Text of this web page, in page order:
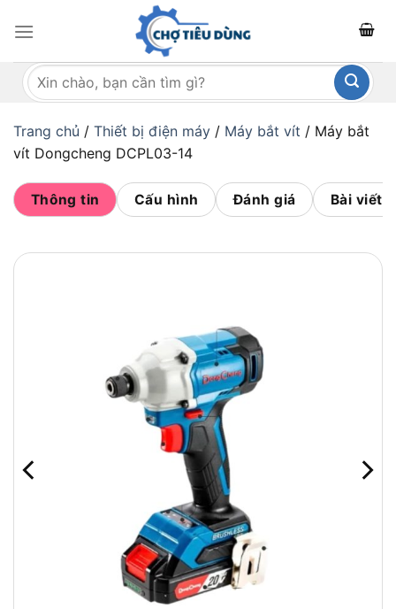
qua
dungTìm
kiếm:
Trang chủ / Thiết bị điện máy / Máy bắt vít / Máy bắt
vít Dongcheng DCPL03-14
Thông tin Cấu hình Đánh giá Bài viết